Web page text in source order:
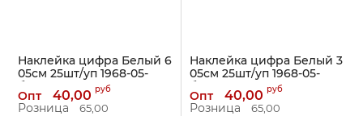
Наклейка цифра Белый 6
05см 25шт/уп 1968-05-
бел-6
Артикул: 1968-05-бел-6
Опт 40,00 руб
Розница 65,00
Наклейка цифра Белый 3
05см 25шт/уп 1968-05-
бел-3
Артикул: 1968-05-бел-3
Опт 40,00 руб
Розница 65,00